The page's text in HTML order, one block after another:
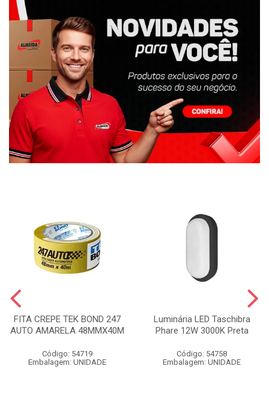
FITA CREPE TEK BOND 247
AUTO AMARELA 48MMX40M
Código: 54719
Embalagem: UNIDADE
Luminária LED Taschibra
Phare 12W 3000K Preta
Código: 54758
Embalagem: UNIDADE